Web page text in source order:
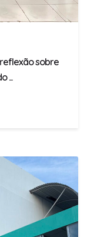
sobre
...